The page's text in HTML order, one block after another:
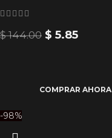
$144.00 $ 5.85
COMPRAR AHORA
-98%